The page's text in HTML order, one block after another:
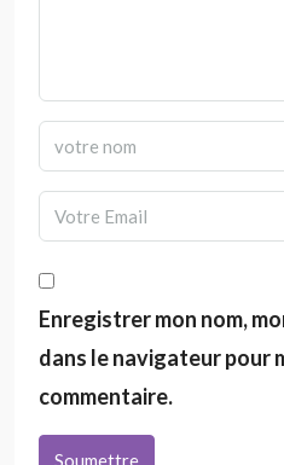
Enregistrer mon nom,
dans le navigateur pour
commentaire.
Soumettre